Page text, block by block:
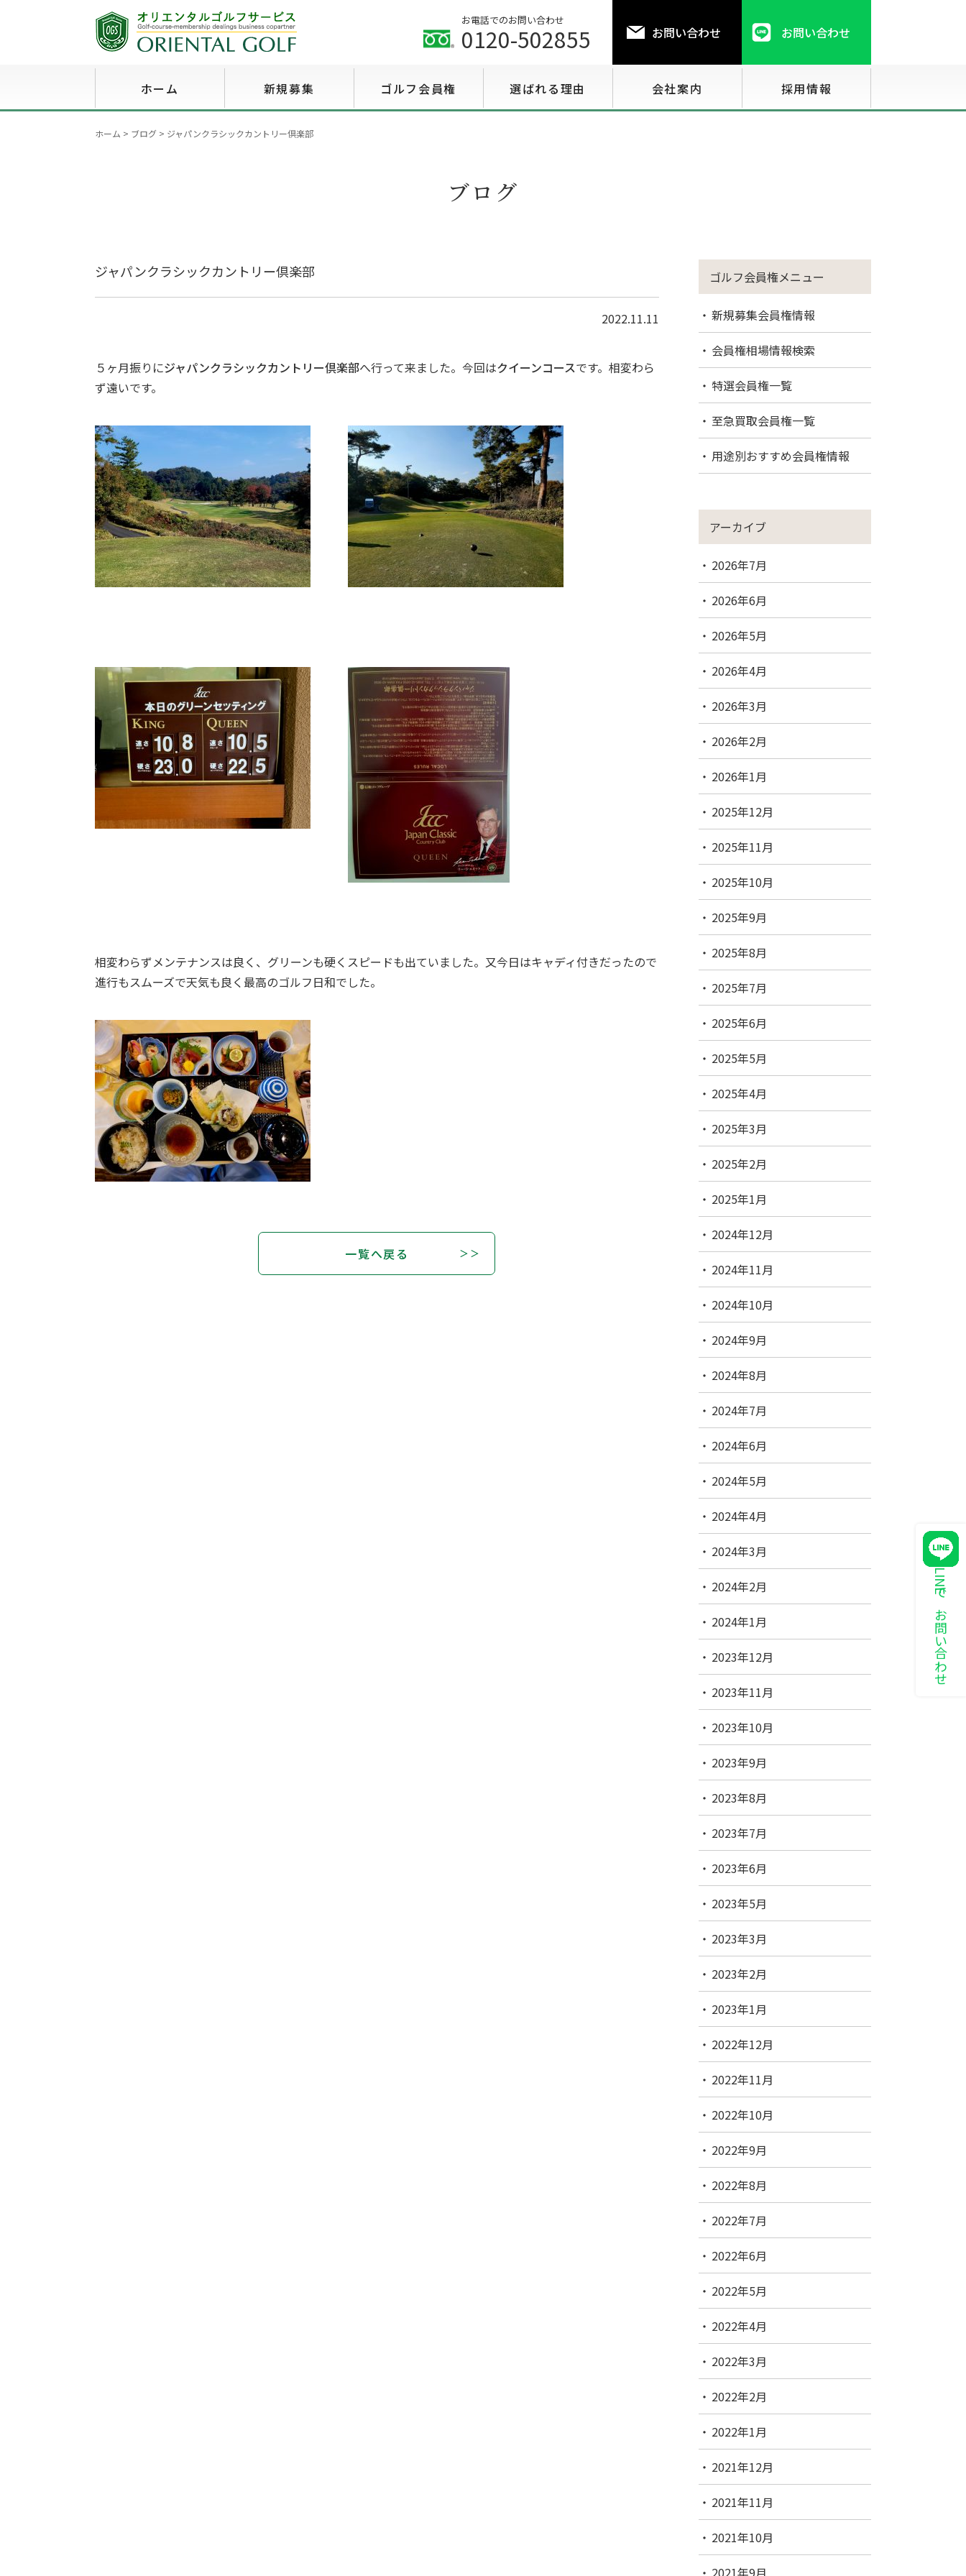
お電話でのお問い合わせ
0120-502855 お問い合わせ お問い合わせ
ホーム 新規募集 ゴルフ会員権
至急買い会員権情報
選ばれる理由 会社案内 採用情報
LINEでお問い合わせ
ホーム > ブログ > ジャパンクラシックカントリー倶楽部
ブログ
ジャパンクラシックカントリー倶楽部
2022.11.11
５ヶ月振りにジャパンクラシックカントリー倶楽部へ行って来ました。今回はクイーンコースです。相変わら
ず遠いです。
相変わらずメンテナンスは良く、グリーンも硬くスピードも出ていました。又今日はキャディ付きだったので
進行もスムーズで天気も良く最高のゴルフ日和でした。
一覧へ戻る
ゴルフ会員権メニュー
新規募集会員権情報
会員権相場情報検索
特選会員権一覧
至急買取会員権一覧
用途別おすすめ会員権情報
アーカイブ
2026年7月
2026年6月
2026年5月
2026年4月
2026年3月
2026年2月
2026年1月
2025年12月
2025年11月
2025年10月
2025年9月
2025年8月
2025年7月
2025年6月
2025年5月
2025年4月
2025年3月
2025年2月
2025年1月
2024年12月
2024年11月
2024年10月
2024年9月
2024年8月
2024年7月
2024年6月
2024年5月
2024年4月
2024年3月
2024年2月
2024年1月
2023年12月
2023年11月
2023年10月
2023年9月
2023年8月
2023年7月
2023年6月
2023年5月
2023年3月
2023年2月
2023年1月
2022年12月
2022年11月
2022年10月
2022年9月
2022年8月
2022年7月
2022年6月
2022年5月
2022年4月
2022年3月
2022年2月
2022年1月
2021年12月
2021年11月
2021年10月
2021年9月